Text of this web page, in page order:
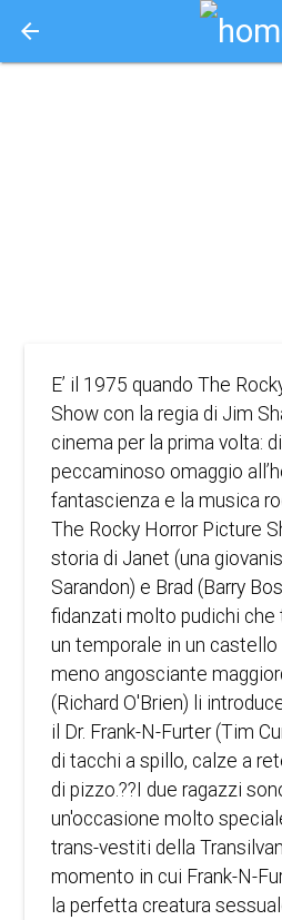
arrow_back
E’ il 1975 quando The
Show con la regia di Jim
cinema per la prima volta:
peccaminoso omaggio
fantascienza e la musica
The Rocky Horror Picture
storia di Janet (una
Sarandon) e Brad (Barry
fidanzati molto pudichi che
un temporale in un
meno angosciante
(Richard O'Brien) li
il Dr. Frank-N-Furter (Tim
di tacchi a spillo, calze a
di pizzo.??I due ragazzi
un'occasione molto
trans-vestiti della
momento in cui Frank-N-
la perfetta creatura